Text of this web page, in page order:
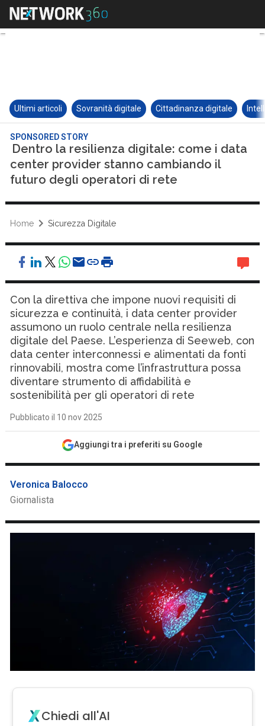
Ultimi articoli Sovranità digitale Cittadinanza digitale
SPONSORED STORY
Dentro la resilienza digitale: come i data
center provider stanno cambiando il
futuro degli operatori di rete
Home Sicurezza Digitale
Con la direttiva che impone nuovi requisiti di
sicurezza e continuità, i data center provider
assumono un ruolo centrale nella resilienza
digitale del Paese. L’esperienza di Seeweb, con
data center interconnessi e alimentati da fonti
rinnovabili, mostra come l’infrastruttura possa
diventare strumento di affidabilità e
sostenibilità per gli operatori di rete
Pubblicato il 10 nov 2025
Aggiungi tra i preferiti su Google
Veronica Balocco
Giornalista
Chiedi all'AI